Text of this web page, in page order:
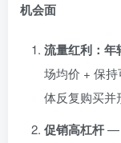
机会面
流量红利：年
场均价 + 保
体反复购买并
促销高杠杆—